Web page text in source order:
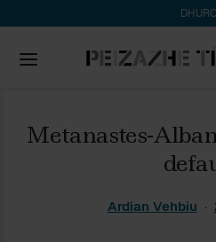
DHURO
Search
for:
Metanastes-
Ardian Vehbiu